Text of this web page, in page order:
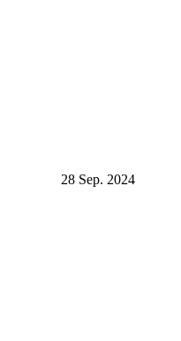
28 Sep. 2024